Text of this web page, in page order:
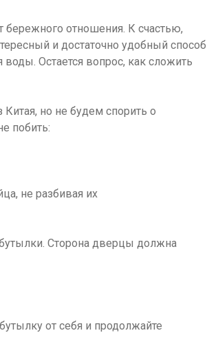
бережного отношения. К счастью,
и достаточно удобный способ
Остается вопрос, как сложить
но не будем спорить о
побить:
Сторона дверцы должна
от себя и продолжайте